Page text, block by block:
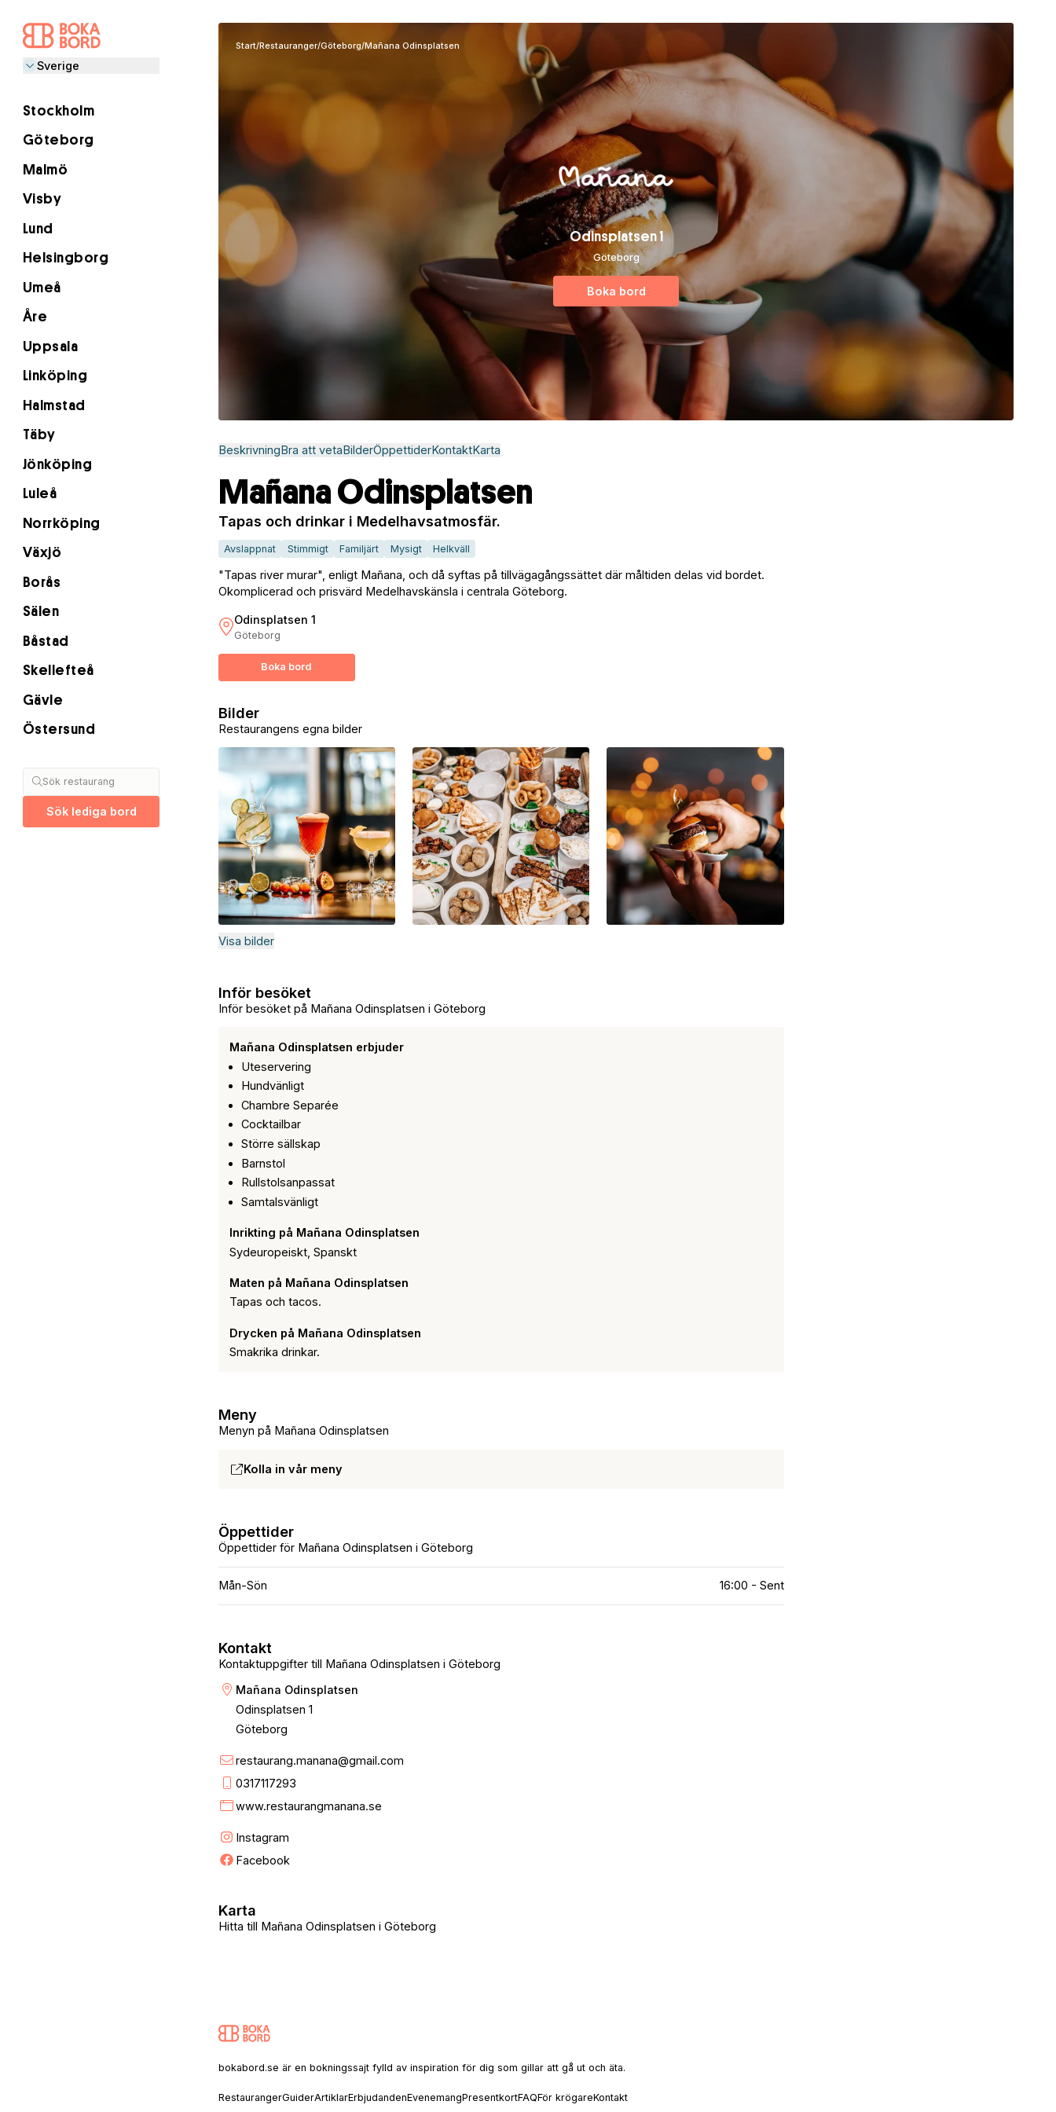
Sverige
Stockholm
Göteborg
Malmö
Visby
Lund
Helsingborg
Umeå
Åre
Uppsala
Linköping
Halmstad
Täby
Jönköping
Luleå
Norrköping
Växjö
Borås
Sälen
Båstad
Skellefteå
Gävle
Östersund
Sök restaurang
Sök lediga bord
Start/Restauranger/Göteborg/Mañana Odinsplatsen
Odinsplatsen 1
Göteborg
Boka bord
BeskrivningBra att vetaBilderÖppettiderKontaktKarta
Mañana Odinsplatsen
Tapas och drinkar i Medelhavsatmosfär.
Avslappnat Stimmigt Familjärt Mysigt Helkväll
"Tapas river murar", enligt Mañana, och då syftas på tillvägagångssättet där måltiden delas vid bordet.
Okomplicerad och prisvärd Medelhavskänsla i centrala Göteborg.
Odinsplatsen 1
Göteborg
Boka bord
Restaurangens egna bilder
Bilder
Visa bilder
Inför besöket på Mañana Odinsplatsen i Göteborg
Inför besöket
Mañana Odinsplatsen erbjuder
Uteservering
Hundvänligt
Chambre Separée
Cocktailbar
Större sällskap
Barnstol
Rullstolsanpassat
Samtalsvänligt
Inrikting på Mañana Odinsplatsen
Sydeuropeiskt, Spanskt
Maten på Mañana Odinsplatsen
Tapas och tacos.
Drycken på Mañana Odinsplatsen
Smakrika drinkar.
Menyn på Mañana Odinsplatsen
Meny
Kolla in vår meny
Öppettider för Mañana Odinsplatsen i Göteborg
Öppettider
Mån-Sön 16:00 - Sent
Kontaktuppgifter till Mañana Odinsplatsen i Göteborg
Kontakt
Mañana Odinsplatsen
Odinsplatsen 1
Göteborg
restaurang.manana@gmail.com
0317117293
www.restaurangmanana.se
Instagram
Facebook
Hitta till Mañana Odinsplatsen i Göteborg
Karta
bokabord.se är en bokningssajt fylld av inspiration för dig som gillar att gå ut och äta.
RestaurangerGuiderArtiklarErbjudandenEvenemangPresentkortFAQFör krögareKontakt